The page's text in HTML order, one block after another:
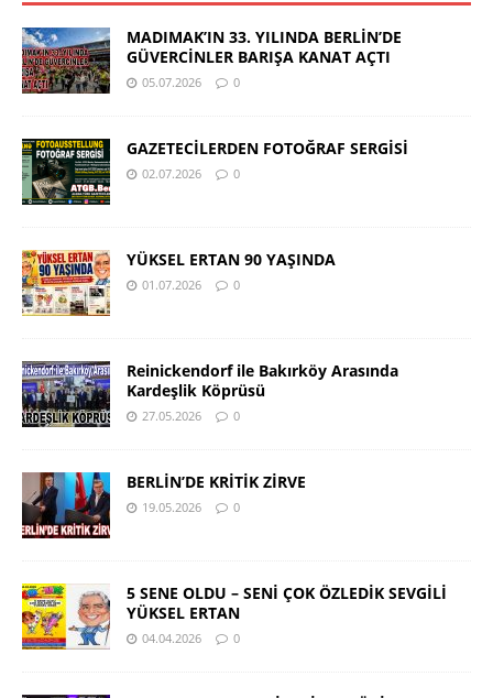
MADIMAK’IN 33. YILINDA BERLİN’DE
GÜVERCİNLER BARIŞA KANAT AÇTI
05.07.2026 0
GAZETECİLERDEN FOTOĞRAF SERGİSİ
02.07.2026 0
YÜKSEL ERTAN 90 YAŞINDA
01.07.2026 0
Reinickendorf ile Bakırköy Arasında
Kardeşlik Köprüsü
27.05.2026 0
BERLİN’DE KRİTİK ZİRVE
19.05.2026 0
5 SENE OLDU – SENİ ÇOK ÖZLEDİK SEVGİLİ
YÜKSEL ERTAN
04.04.2026 0